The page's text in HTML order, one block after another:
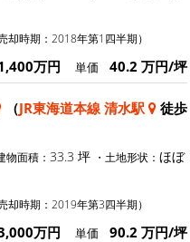
売却時期：2018年第1四半期）
万円 単価 40.2 万円/坪
（JR東海道本線 清水駅
徒歩
物面積： 33.3 坪 ・土地形状： ほぼ
売却時期：2019年第3四半期）
万円 単価 90.2 万円/坪